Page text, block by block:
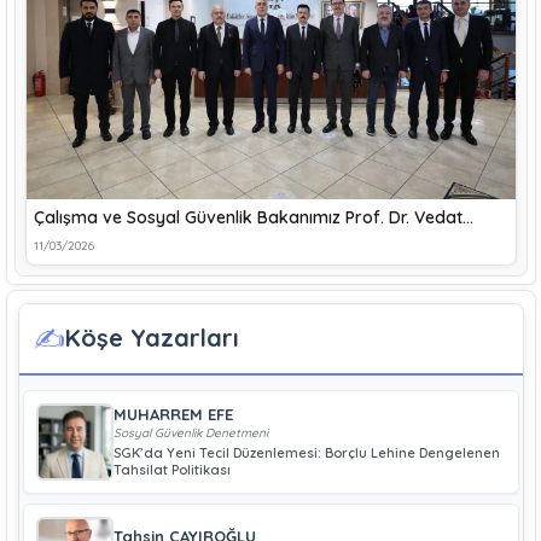
Çalışma ve Sosyal Güvenlik Bakanımız Prof. Dr. Vedat…
11/03/2026
✍️Köşe Yazarları
MUHARREM EFE
Sosyal Güvenlik Denetmeni
SGK’da Yeni Tecil Düzenlemesi: Borçlu Lehine Dengelenen
Tahsilat Politikası
Tahsin ÇAYIROĞLU